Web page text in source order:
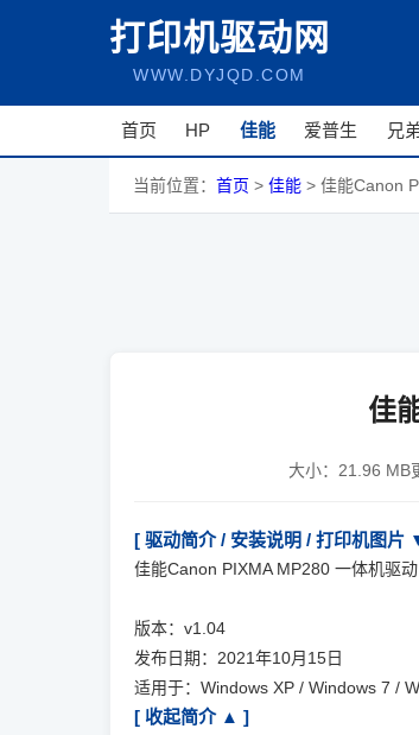
打印机驱动网
WWW.DYJQD.COM
首页 HP 佳能 爱普生 兄
当前位置： 首页 > 佳能 > 佳能Canon
佳
大小： 21.96 MB
[ 驱动简介 / 安装说明 / 打印机图片
佳能Canon PIXMA MP280 一体机驱动
版本：v1.04
发布日期：2021年10月15日
适用于：Windows XP / Windows 7 /
[ 收起简介 ▲ ]